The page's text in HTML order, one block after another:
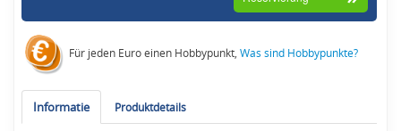
Für jeden Euro einen Hobbypunkt,Was sind Hobbypunkte?
Informatie Produktdetails